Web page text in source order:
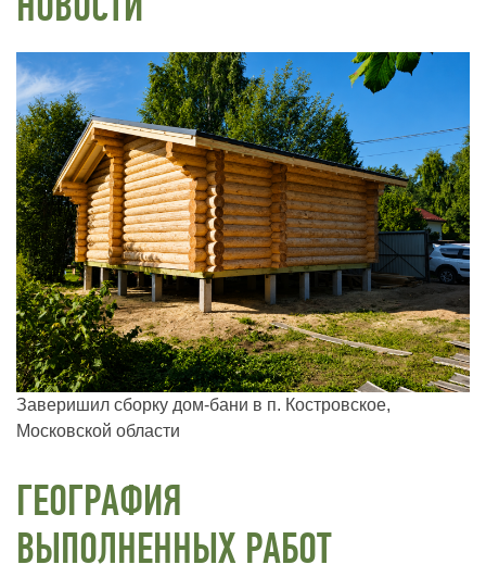
Заверишил сборку дом-бани в п. Костровское,
Московской области
ГЕОГРАФИЯ
ВЫПОЛНЕННЫХ РАБОТ